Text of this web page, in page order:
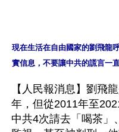
現在生活在自由國家的劉飛龍
【人民報消息】劉飛
年，但從2011年至
中共4次請去「喝茶」